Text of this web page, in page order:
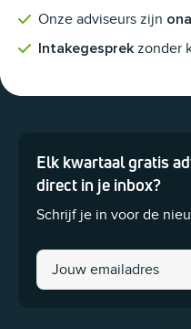
Onze adviseurs zijn
Intakegesprek zonder
Elk kwartaal gratis
direct in je inbox?
Schrijf je in voor de
Dit veld is bedoeld voor